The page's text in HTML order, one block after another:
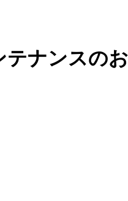
ナンスの